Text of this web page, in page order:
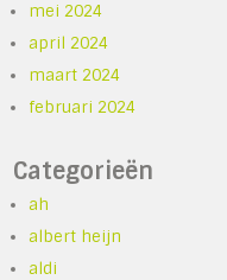
mei 2024
april 2024
maart 2024
februari 2024
Categorieën
ah
albert heijn
aldi